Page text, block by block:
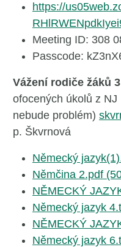
https://
Meeting ID: 308
Passcode:
Vážení rodiče žáků
ofocených úkolů z
nebude problém)
p. Škvrnová
Německý
Němčina 2.pdf
NĚMECKÝ
Německý jazyk
NĚMECKÝ
Německý jazyk